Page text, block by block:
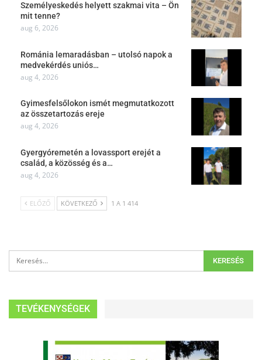
Személyeskedés helyett szakmai vita – Ön
mit tenne?
aug 6, 2026
Románia lemaradásban – utolsó napok a
medvekérdés uniós…
aug 4, 2026
Gyimesfelsőlokon ismét megmutatkozott
az összetartozás ereje
aug 4, 2026
Gyergyóremetén a lovassport erejét a
család, a közösség és a…
aug 4, 2026
ELŐZŐ KÖVETKEZŐ 1 A 1 414
TEVÉKENYSÉGEK